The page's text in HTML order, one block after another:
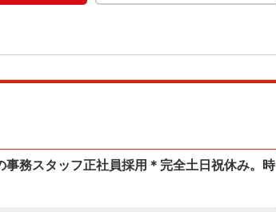
務スタッフ正社員採用＊完全土日祝休み。時